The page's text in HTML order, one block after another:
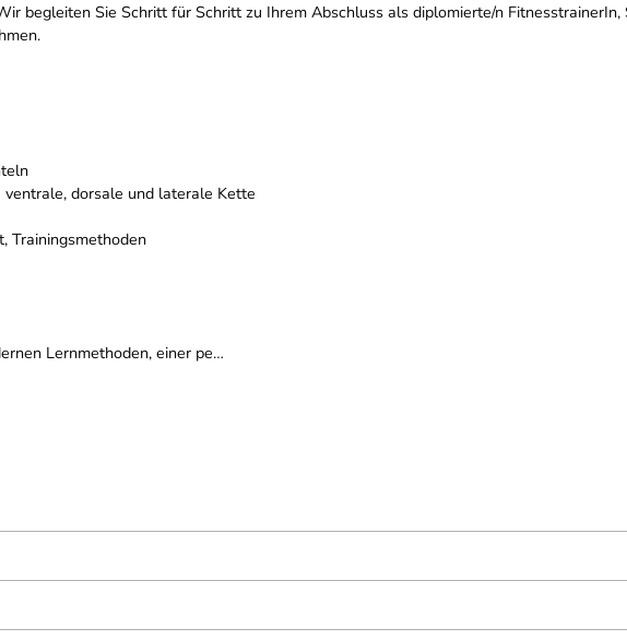
begleiten Sie Schritt für Schritt zu Ihrem Abschluss als diplomierte/n FitnesstrainerIn,
dorsale und laterale Kette
Trainingsmethoden
Lernmethoden, einer pe…